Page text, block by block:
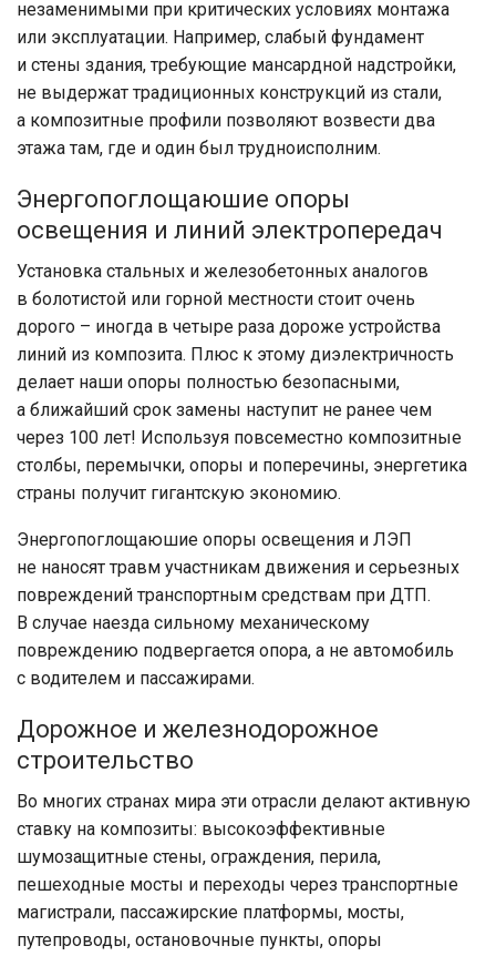
незаменимыми при критических условиях монтажа
или эксплуатации. Например, слабый фундамент
и стены здания, требующие мансардной надстройки,
не выдержат традиционных конструкций из стали,
а композитные профили позволяют возвести два
этажа там, где и один был трудноисполним.
Энергопоглощаюшие опоры
освещения и линий электропередач
Установка стальных и железобетонных аналогов
в болотистой или горной местности стоит очень
дорого – иногда в четыре раза дороже устройства
линий из композита. Плюс к этому диэлектричность
делает наши опоры полностью безопасными,
а ближайший срок замены наступит не ранее чем
через 100 лет! Используя повсеместно композитные
столбы, перемычки, опоры и поперечины, энергетика
страны получит гигантскую экономию.
Энергопоглощаюшие опоры освещения и ЛЭП
не наносят травм участникам движения и серьезных
повреждений транспортным средствам при ДТП.
В случае наезда сильному механическому
повреждению подвергается опора, а не автомобиль
с водителем и пассажирами.
Дорожное и железнодорожное
строительство
Во многих странах мира эти отрасли делают активную
ставку на композиты: высокоэффективные
шумозащитные стены, ограждения, перила,
пешеходные мосты и переходы через транспортные
магистрали, пассажирские платформы, мосты,
путепроводы, остановочные пункты, опоры